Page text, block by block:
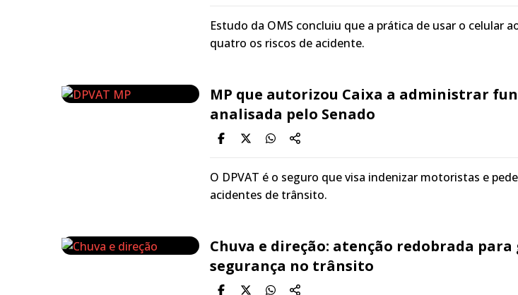
Estudo da OMS concluiu que a prática de usar o celular
quatro os riscos de acidente.
MP que autorizou Caixa a administrar
analisada pelo Senado
O DPVAT é o seguro que visa indenizar motoristas e
acidentes de trânsito.
Chuva e direção: atenção redobrada
segurança no trânsito